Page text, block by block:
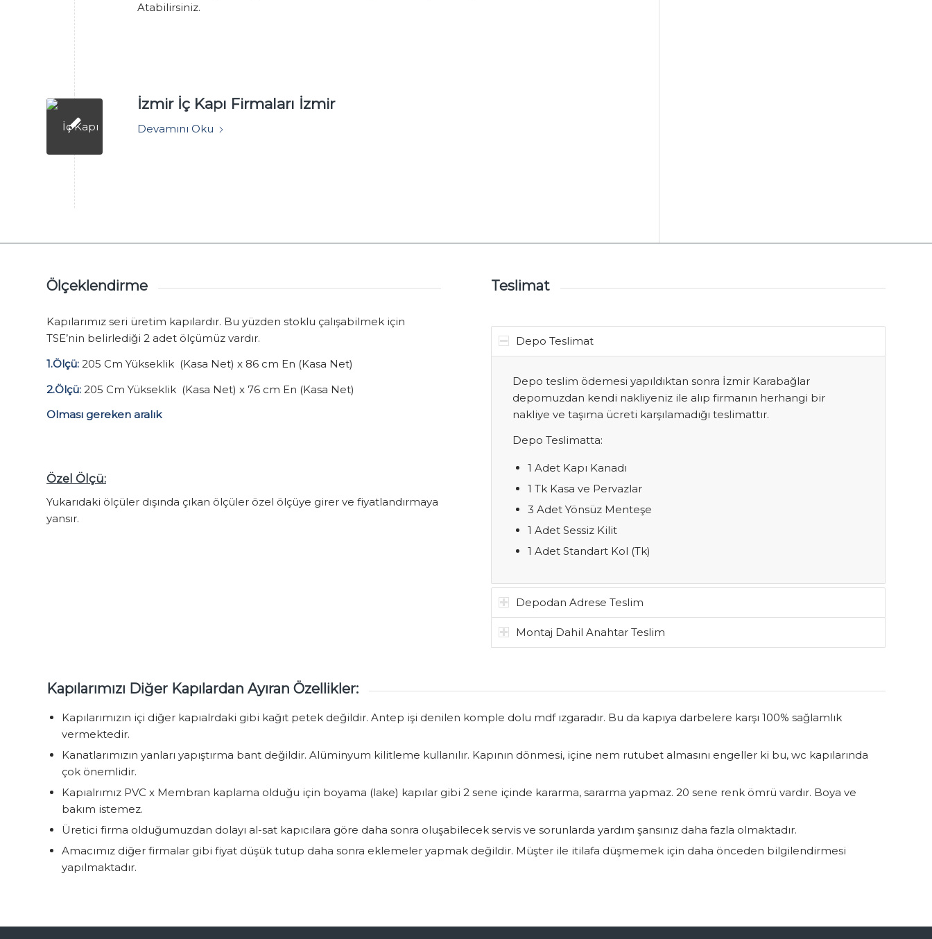
Atabilirsiniz.
İzmir İç Kapı Firmaları İzmir
Devamını Oku
Ölçeklendirme
Kapılarımız seri üretim kapılardır. Bu yüzden stoklu çalışabilmek için
TSE’nin belirlediği 2 adet ölçümüz vardır.
1.Ölçü: 205 Cm Yükseklik (Kasa Net) x 86 cm En (Kasa Net)
2.Ölçü: 205 Cm Yükseklik (Kasa Net) x 76 cm En (Kasa Net)
Olması gereken aralık
Özel Ölçü:
Yukarıdaki ölçüler dışında çıkan ölçüler özel ölçüye girer ve fiyatlandırmaya
yansır.
Teslimat
Depo Teslimat
Depo teslim ödemesi yapıldıktan sonra İzmir Karabağlar
depomuzdan kendi nakliyeniz ile alıp firmanın herhangi bir
nakliye ve taşıma ücreti karşılamadığı teslimattır.
Depo Teslimatta:
1 Adet Kapı Kanadı
1 Tk Kasa ve Pervazlar
3 Adet Yönsüz Menteşe
1 Adet Sessiz Kilit
1 Adet Standart Kol (Tk)
Depodan Adrese Teslim
Montaj Dahil Anahtar Teslim
Kapılarımızı Diğer Kapılardan Ayıran Özellikler:
Kapılarımızın içi diğer kapıalrdaki gibi kağıt petek değildir. Antep işi denilen komple dolu mdf ızgaradır. Bu da kapıya darbelere karşı 100% sağlamlık
vermektedir.
Kanatlarımızın yanları yapıştırma bant değildir. Alüminyum kilitleme kullanılır. Kapının dönmesi, içine nem rutubet almasını engeller ki bu, wc kapılarında
çok önemlidir.
Kapıalrımız PVC x Membran kaplama olduğu için boyama (lake) kapılar gibi 2 sene içinde kararma, sararma yapmaz. 20 sene renk ömrü vardır. Boya ve
bakım istemez.
Üretici firma olduğumuzdan dolayı al-sat kapıcılara göre daha sonra oluşabilecek servis ve sorunlarda yardım şansınız daha fazla olmaktadır.
Amacımız diğer firmalar gibi fiyat düşük tutup daha sonra eklemeler yapmak değildir. Müşter ile itilafa düşmemek için daha önceden bilgilendirmesi
yapılmaktadır.